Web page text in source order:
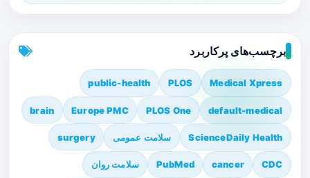
برچسب‌های پرکاربرد
Medical Xpress
PLOS
public-health
default-medical
PLOS One
Europe PMC
brain
ScienceDaily Health سلامت عمومی surgery
CDC
cancer
PubMed سلامت روان